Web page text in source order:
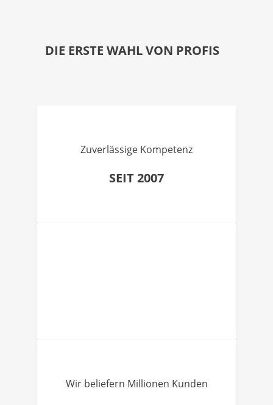
DIE ERSTE WAHL VON PROFIS
Zuverlässige Kompetenz
SEIT 2007
Wir beliefern Millionen Kunden